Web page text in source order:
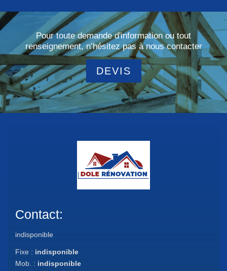
Pour toute demande d'information ou tout
renseignement, n’hésitez pas à nous contacter
DEVIS
Contact:
indisponible
Fixe : indisponible
Mob. : indisponible